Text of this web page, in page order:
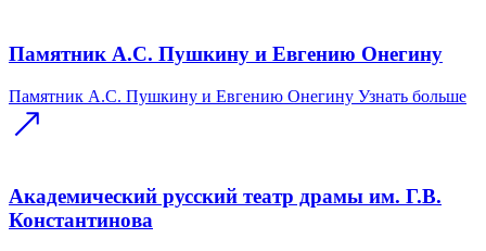
Памятник А.С. Пушкину и Евгению Онегину
Памятник А.С. Пушкину и Евгению Онегину Узнать больше
Академический русский театр драмы им. Г.В.
Константинова